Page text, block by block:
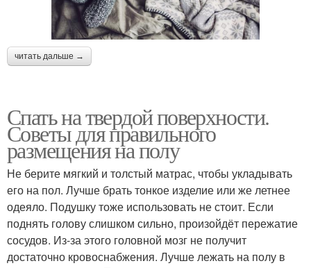
читать дальше →
Спать на твердой поверхности.
Советы для правильного
размещения на полу
Не берите мягкий и толстый матрас, чтобы укладывать
его на пол. Лучше брать тонкое изделие или же летнее
одеяло. Подушку тоже использовать не стоит. Если
поднять голову слишком сильно, произойдёт пережатие
сосудов. Из-за этого головной мозг не получит
достаточно кровоснабжения. Лучше лежать на полу в